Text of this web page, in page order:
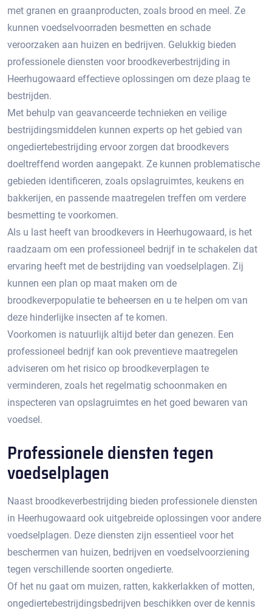
met granen en graanproducten, zoals brood en meel. Ze
kunnen voedselvoorraden besmetten en schade
veroorzaken aan huizen en bedrijven.​ Gelukkig bieden
professionele diensten voor broodkeverbestrijding in
Heerhugowaard effectieve oplossingen om deze plaag te
bestrijden.
Met behulp van geavanceerde technieken en veilige
bestrijdingsmiddelen kunnen experts op het gebied van
ongediertebestrijding ervoor zorgen dat broodkevers
doeltreffend worden aangepakt. Ze kunnen problematische
gebieden identificeren, zoals opslagruimtes, keukens en
bakkerijen, en passende maatregelen treffen om verdere
besmetting te voorkomen.​
Als u last heeft van broodkevers in Heerhugowaard, is het
raadzaam om een professioneel bedrijf in te schakelen dat
ervaring heeft met de bestrijding van voedselplagen.​ Zij
kunnen een plan op maat maken om de
broodkeverpopulatie te beheersen en u te helpen om van
deze hinderlijke insecten af te komen.​
Voorkomen is natuurlijk altijd beter dan genezen.​ Een
professioneel bedrijf kan ook preventieve maatregelen
adviseren om het risico op broodkeverplagen te
verminderen, zoals het regelmatig schoonmaken en
inspecteren van opslagruimtes en het goed bewaren van
voedsel.​
Professionele diensten tegen
voedselplagen
Naast broodkeverbestrijding bieden professionele diensten
in Heerhugowaard ook uitgebreide oplossingen voor andere
voedselplagen.​ Deze diensten zijn essentieel voor het
beschermen van huizen, bedrijven en voedselvoorziening
tegen verschillende soorten ongedierte.​
Of het nu gaat om muizen, ratten, kakkerlakken of motten,
ongediertebestrijdingsbedrijven beschikken over de kennis